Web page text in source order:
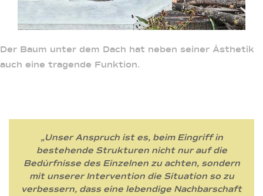
Der Baum unter dem Dach hat neben seiner Ästhetik
auch eine tragende Funktion.
„Unser Anspruch ist es, beim Eingriff in
bestehende Strukturen nicht nur auf die
Bedürfnisse des Einzelnen zu achten, sondern
mit unserer Intervention die Situation so zu
verbessern, dass eine lebendige Nachbarschaft